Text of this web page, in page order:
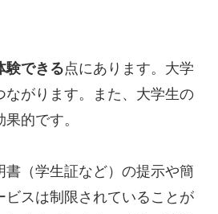
験できる点にあります。大学
がります。また、大学生の
的です。
（学生証など）の提示や簡
ビスは制限されていることが